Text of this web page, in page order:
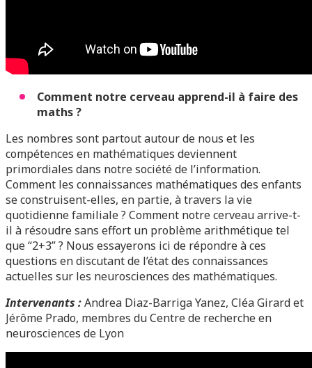
Comment notre cerveau apprend-il à faire des
maths ?
Les nombres sont partout autour de nous et les
compétences en mathématiques deviennent
primordiales dans notre société de l’information.
Comment les connaissances mathématiques des enfants
se construisent-elles, en partie, à travers la vie
quotidienne familiale ? Comment notre cerveau arrive-t-
il à résoudre sans effort un problème arithmétique tel
que “2+3” ? Nous essayerons ici de répondre à ces
questions en discutant de l’état des connaissances
actuelles sur les neurosciences des mathématiques.
Intervenants :Andrea Diaz-Barriga Yanez, Cléa Girard et
Jérôme Prado, membres du Centre de recherche en
neurosciences de Lyon